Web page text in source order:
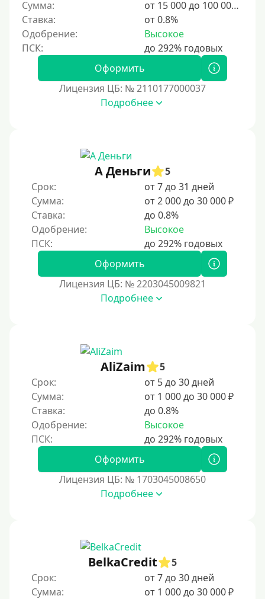
Сумма:
от 15 000 до 100 000 ₽
Ставка:
от 0.8%
Одобрение:
Высокое
Оформить
Лицензия ЦБ: № 2110177000037
Подробнее
А Деньги
5
Срок:
от 7 до 31 дней
Сумма:
от 2 000 до 30 000 ₽
Ставка:
до 0.8%
Одобрение:
Высокое
Оформить
Лицензия ЦБ: № 2203045009821
Подробнее
AliZaim
5
Срок:
от 5 до 30 дней
Сумма:
от 1 000 до 30 000 ₽
Ставка:
до 0.8%
Одобрение:
Высокое
Оформить
Лицензия ЦБ: № 1703045008650
Подробнее
BelkaCredit
5
Срок:
от 7 до 30 дней
Сумма:
от 1 000 до 30 000 ₽